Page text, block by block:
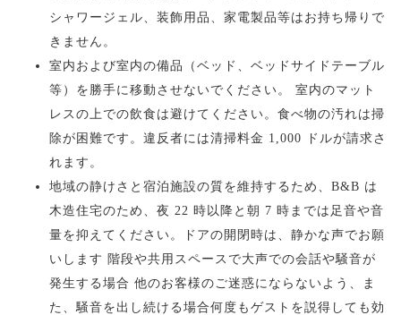
シャワージェル、装飾用品、家電製品等はお持ち帰りで
きません。
室内および室内の備品（ベッド、ベッドサイドテーブル
等）を勝手に移動させないでください。 室内のマット
レスの上での飲食は避けてください。食べ物の汚れは掃
除が困難です。違反者には清掃料金 1,000 ドルが請求さ
れます。
地域の静けさと宿泊施設の質を維持するため、B&B は
木造住宅のため、夜 22 時以降と朝 7 時までは足音や音
量を抑えてください。ドアの開閉時は、静かな声でお願
いします 階段や共用スペースで大声での会話や騒音が
発生する場合 他のお客様のご迷惑にならないよう、ま
た、騒音を出し続ける場合何度もゲストを説得しても効